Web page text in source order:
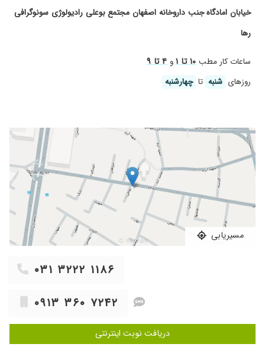
سونوگرافی داشتم پیششون بودم
۱۴۰۳/۰۵/۱۰
دقیق با تجربه
باسواد و با حوصله
بسیاردکتر خوبه وتشخیص عالی ۱۴۰۲/۱۲/۰۳
برای باردادی.بسیار ۱۴۰۲/۱۱/۲۳
مشکل کیست سینه داشتم. ۱۴۰۴/۰۶/۱۱
خیلی عالی و با دقت بررسی میکنن ۱۴۰۵/۰۴/۱۴
بسیار عالی و دقیق... منشی هاشون هم مهربونن... ۱۴۰۵/۰۳/۱۶
خیلی خوب بودن ۱۴۰۲/۱۱/۲۶
واقعا عالی هستند ۱۴۰۳/۱۱/۱۴
۱۴۰۲/۰۱/۱۴
۱۴۰۲/۰۵/۱۱
خیابان امادگاه جنب داروخانه اصفهان مجتمع بوعلی رادیولوژی سونوگرافی
رها
ساعات کار مطب۱۰ تا ۱ و۴ تا ۹
روز‌های شنبه تا چهارشنبه
مسیریابی
۰۳۱ ۳۲۲۲ ۱۱۸۶
۰۹۱۳ ۳۶۰ ۷۲۴۲
دریافت نوبت اینترنتی